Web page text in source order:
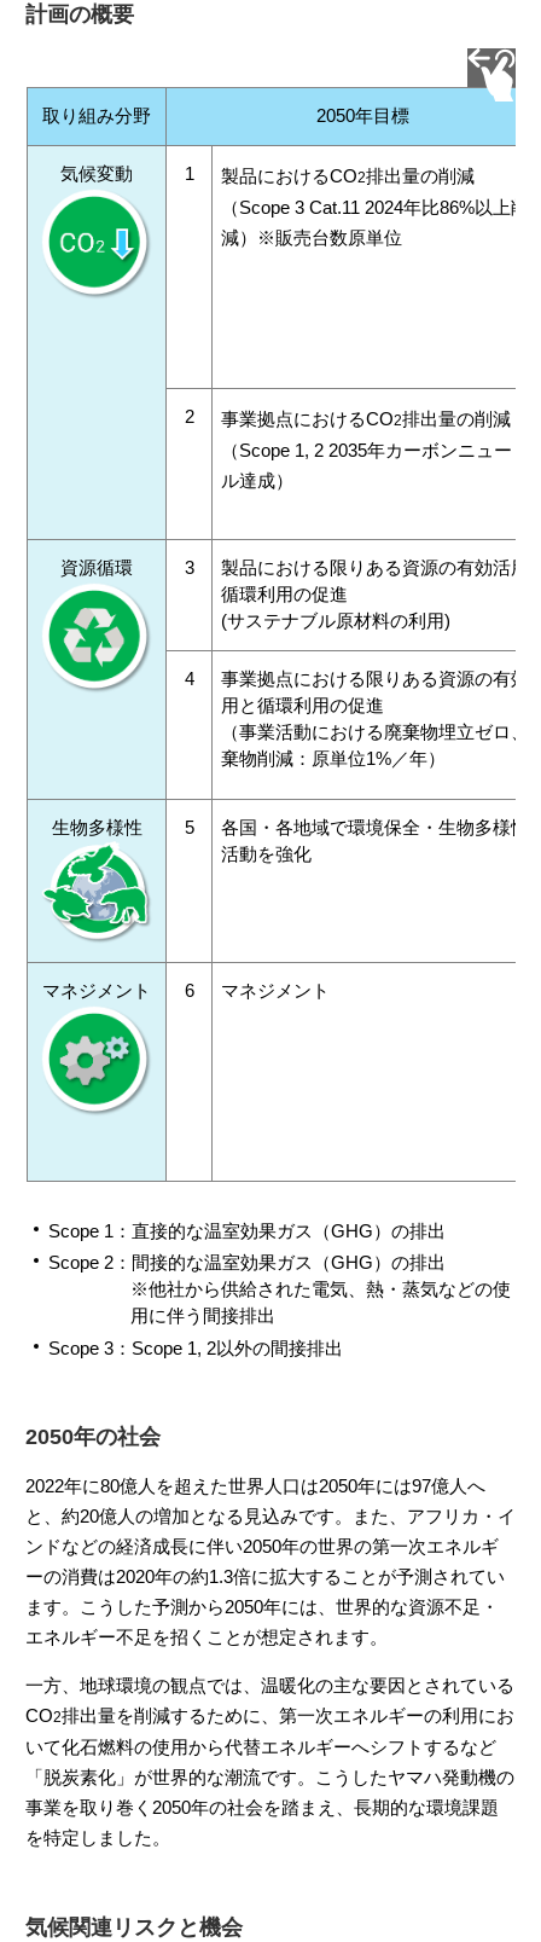
計画の概要
取り組み分野 2050年目標
気候変動 1 製品におけるCO2排出量の削減
（Scope 3 Cat.11 2024年比86%以上削
減）※販売台数原単位
2 事業拠点におけるCO2排出量の削減
（Scope 1, 2 2035年カーボンニュート
ル達成）
資源循環 3
製品における限りある資源の有効活用
循環利用の促進
(サステナブル原材料の利用)
4
事業拠点における限りある資源の有効
用と循環利用の促進
（事業活動における廃棄物埋立ゼロ、
棄物削減：原単位1%／年）
生物多様性 5
各国・各地域で環境保全・生物多様性
活動を強化
マネジメント 6 マネジメント
Scope 1：直接的な温室効果ガス（GHG）の排出
Scope 2：間接的な温室効果ガス（GHG）の排出
※他社から供給された電気、熱・蒸気などの使
用に伴う間接排出
Scope 3：Scope 1, 2以外の間接排出
2050年の社会
2022年に80億人を超えた世界人口は2050年には97億人へ
と、約20億人の増加となる見込みです。また、アフリカ・イ
ンドなどの経済成長に伴い2050年の世界の第一次エネルギ
ーの消費は2020年の約1.3倍に拡大することが予測されてい
ます。こうした予測から2050年には、世界的な資源不足・
エネルギー不足を招くことが想定されます。
一方、地球環境の観点では、温暖化の主な要因とされている
CO2排出量を削減するために、第一次エネルギーの利用にお
いて化石燃料の使用から代替エネルギーへシフトするなど
「脱炭素化」が世界的な潮流です。こうしたヤマハ発動機の
事業を取り巻く2050年の社会を踏まえ、長期的な環境課題
を特定しました。
気候関連リスクと機会